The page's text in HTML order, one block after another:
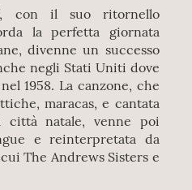
con il suo ritornello
la perfetta giornata
divenne un successo
negli Stati Uniti dove
1958. La canzone, che
maracas, e cantata
città natale, venne poi
e reinterpretata da
The Andrews Sisters e